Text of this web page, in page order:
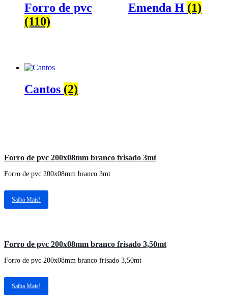
Forro de pvc
(110)
Emenda H (1)
Cantos (2)
Forro de pvc 200x08mm branco frisado 3mt
Forro de pvc 200x08mm branco 3mt
Saiba Mais!
Forro de pvc 200x08mm branco frisado 3,50mt
Forro de pvc 200x08mm branco frisado 3,50mt
Saiba Mais!